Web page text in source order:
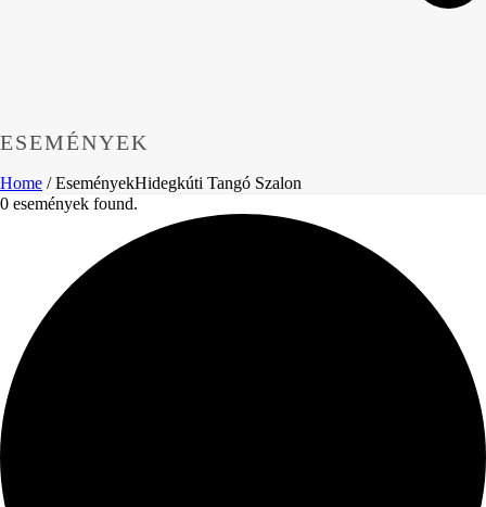
ESEMÉNYEK
Home /EseményekHidegkúti Tangó Szalon
0 események found.